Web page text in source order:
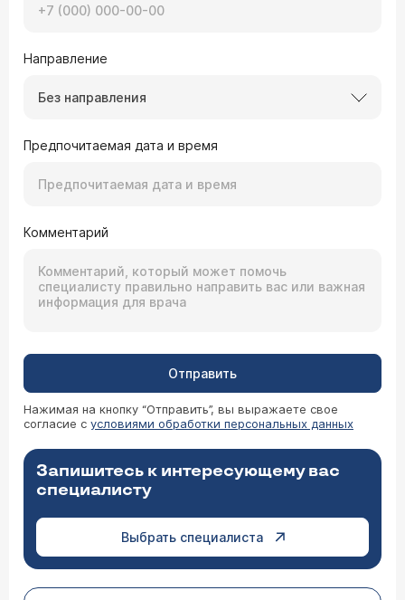
Направление
Без направления
Предпочитаемая дата и время
Комментарий
Отправить
Нажимая на кнопку “Отправить”, вы выражаете свое
согласие с условиями обработки персональных данных
Запишитесь к интересующему вас
специалисту
Выбрать специалиста